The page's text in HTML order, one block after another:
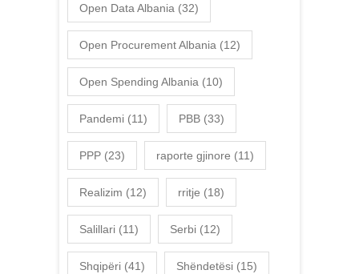
Open Data Albania (32)
Open Procurement Albania (12)
Open Spending Albania (10)
Pandemi (11) PBB (33)
PPP (23) raporte gjinore (11)
Realizim (12) rritje (18)
Salillari (11) Serbi (12)
Shqipëri (41) Shëndetësi (15)